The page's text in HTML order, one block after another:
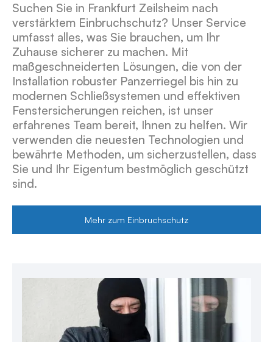
Suchen Sie in Frankfurt Zeilsheim nach
verstärktem Einbruchschutz? Unser Service
umfasst alles, was Sie brauchen, um Ihr
Zuhause sicherer zu machen. Mit
maßgeschneiderten Lösungen, die von der
Installation robuster Panzerriegel bis hin zu
modernen Schließsystemen und effektiven
Fenstersicherungen reichen, ist unser
erfahrenes Team bereit, Ihnen zu helfen. Wir
verwenden die neuesten Technologien und
bewährte Methoden, um sicherzustellen, dass
Sie und Ihr Eigentum bestmöglich geschützt
sind.
Mehr zum Einbruchschutz